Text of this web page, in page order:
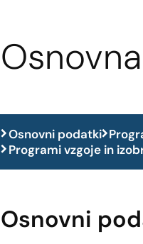
Osnovni podatki
Programi vzgoje in
Osnovni